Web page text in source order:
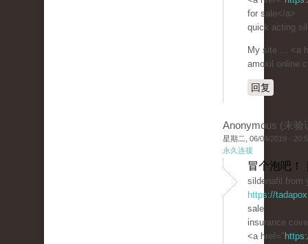
for sale</a>
quick acting
My site ... <a
amoxil online
回复
Anonymous (未验
星期二, 06/04/2019 -
永久连接
冒个泡吧！
sildenafil from
https://
sale
insurance
<a href="